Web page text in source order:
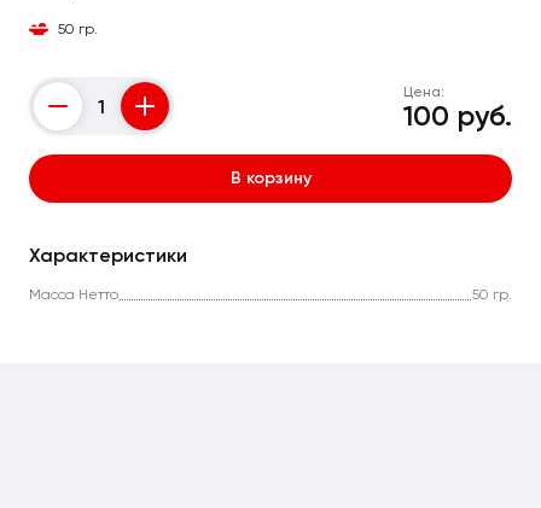
50 гр.
Counter
Цена:
100 руб.
В корзину
Характеристики
Масса Нетто 50 гр.